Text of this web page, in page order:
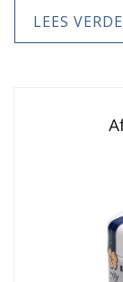
LEES